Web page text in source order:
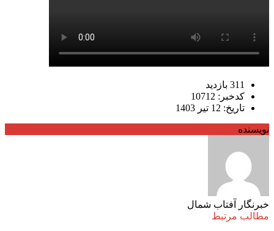
311 بازدید
کدخبر: 10712
تاریخ: 12 تیر 1403
نویسنده
خبرنگار آفتاب شمال
مطالب مرتبط